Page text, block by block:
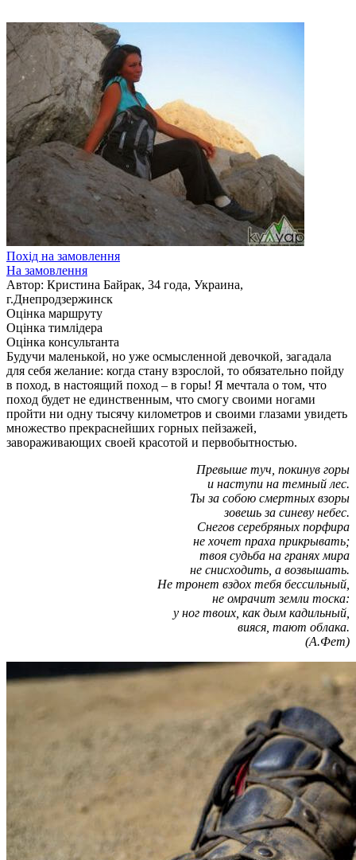
Похід на замовлення
На замовлення
Автор: Кристина Байрак, 34 года, Украина,
г.Днепродзержинск
Оцінка маршруту
Оцінка тимлідера
Оцінка консультанта
Будучи маленькой, но уже осмысленной девочкой, загадала
для себя желание: когда стану взрослой, то обязательно пойду
в поход, в настоящий поход – в горы! Я мечтала о том, что
поход будет не единственным, что смогу своими ногами
пройти ни одну тысячу километров и своими глазами увидеть
множество прекраснейших горных пейзажей,
завораживающих своей красотой и первобытностью.
Превыше туч, покинув горы
и наступи на темный лес.
Ты за собою смертных взоры
зовешь за синеву небес.
Снегов серебряных порфира
не хочет праха прикрывать;
твоя судьба на гранях мира
не снисходить, а возвышать.
Не тронет вздох тебя бессильный,
не омрачит земли тоска:
у ног твоих, как дым кадильный,
вияся, тают облака.
(А.Фет)